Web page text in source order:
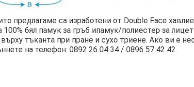
предлагаме са изработени от Double Face
100% бял памук за гръб ипамук/полиестер за
върху тъканта при пране и сухо триене. Ако ви е
на телефон: 0892 26 04 34 / 0896 57 42 42.